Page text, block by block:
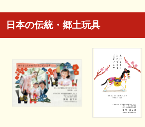
日本の伝統・郷土玩具